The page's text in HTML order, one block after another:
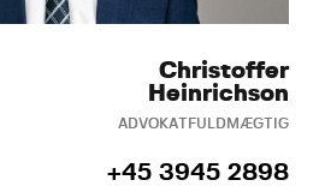
Christoffer
Heinrichson
ADVOKATFULDMÆGTIG
+45 3945 2898